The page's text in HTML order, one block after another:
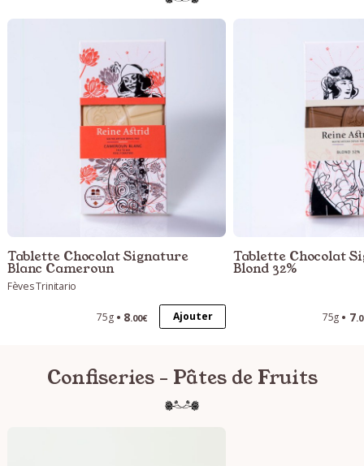
Tablette Chocolat Signature
Blanc Cameroun
Fèves Trinitario
75g 8.00€ Ajouter
Tablette Chocolat
Blond 32%
75g 7
Confiseries - Pâtes de Fruits